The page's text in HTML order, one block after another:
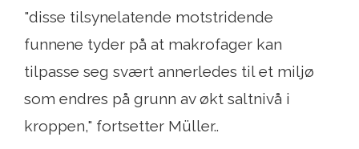
"disse tilsynelatende motstridende
funnene tyder på at makrofager kan
tilpasse seg svært annerledes til et miljø
som endres på grunn av økt saltnivå i
kroppen," fortsetter Müller..